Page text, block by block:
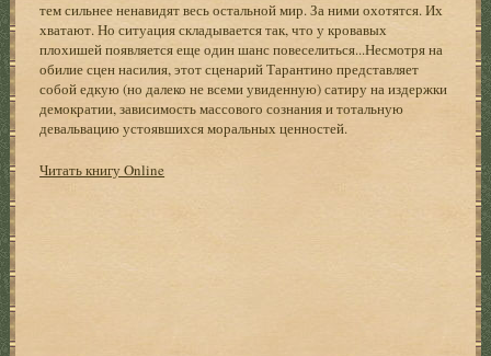
тем сильнее ненавидят весь остальной мир. За ними охотятся. Их
хватают. Но ситуация складывается так, что у кровавых
плохишей появляется еще один шанс повеселиться...Несмотря на
обилие сцен насилия, этот сценарий Тарантино представляет
собой едкую (но далеко не всеми увиденную) сатиру на издержки
демократии, зависимость массового сознания и тотальную
девальвацию устоявшихся моральных ценностей.
Читать книгу Online